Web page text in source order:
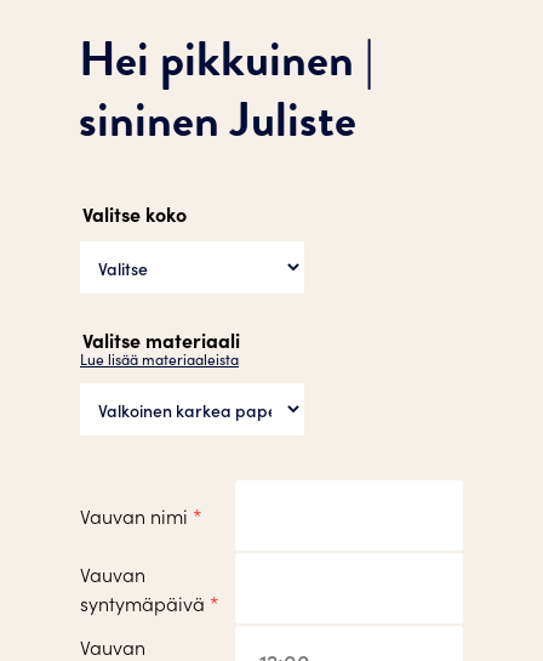
Hei pikkuinen |
sininen Juliste
Valitse koko
Valitse materiaali
Lue lisää materiaaleista
Vauvan nimi *
Vauvan
syntymäpäivä *
Vauvan